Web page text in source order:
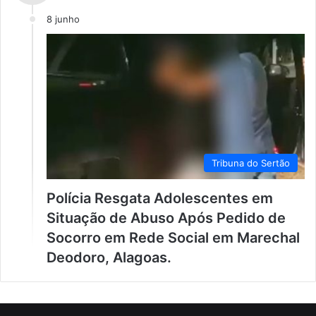
8 junho
Tribuna do Sertão
Polícia Resgata Adolescentes em
Situação de Abuso Após Pedido de
Socorro em Rede Social em Marechal
Deodoro, Alagoas.